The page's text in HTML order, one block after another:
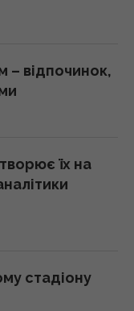
– відпочинок,
їх на
стадіону